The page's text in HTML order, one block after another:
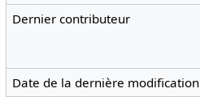
Dernier contributeur
Date de la dernière modification